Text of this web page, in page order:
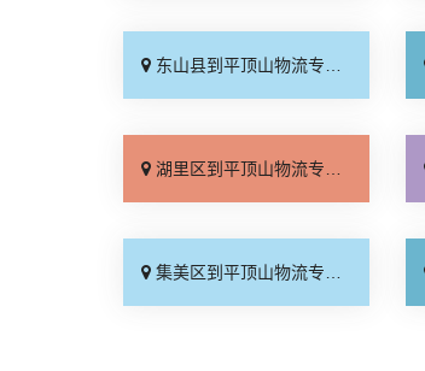
东山县到平顶山物流专线_运价查询「合同承运」
湖里区到平顶山物流专线_多久时间「多年经验」
集美区到平顶山物流专线_资质齐全「多年经验」